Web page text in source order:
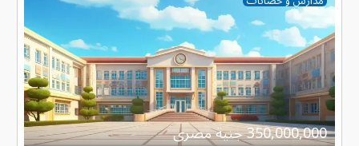
350,000,000 جنية مصرى